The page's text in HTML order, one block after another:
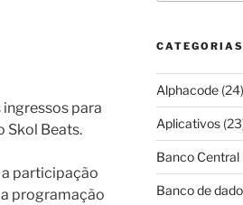
para
Skol Beats.
participação
programação
CATEGORIAS
Alphacode(24)
Aplicativos
Banco Central
Banco de